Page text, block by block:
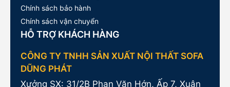
Chính sách bảo hành
Chính sách vận chuyển
HỖ TRỢ KHÁCH HÀNG
CÔNG TY TNHH SẢN XUẤT NỘI THẤT SOFA
DŨNG PHÁT
Xưởng SX: 31/2B Phan Văn Hớn, Ấp 7, Xuân